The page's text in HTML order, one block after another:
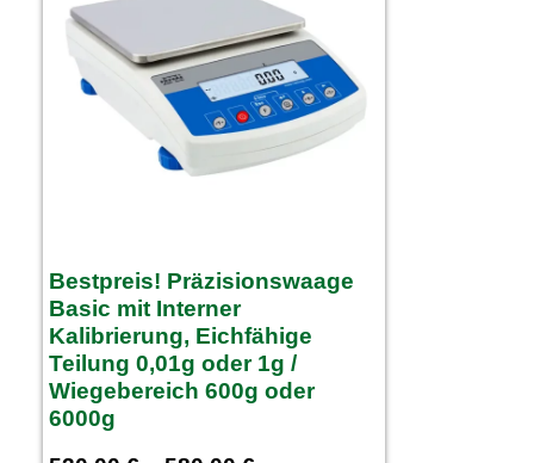
Bestpreis! Präzisionswaage
Basic mit Interner
Kalibrierung, Eichfähige
Teilung 0,01g oder 1g /
Wiegebereich 600g oder
6000g